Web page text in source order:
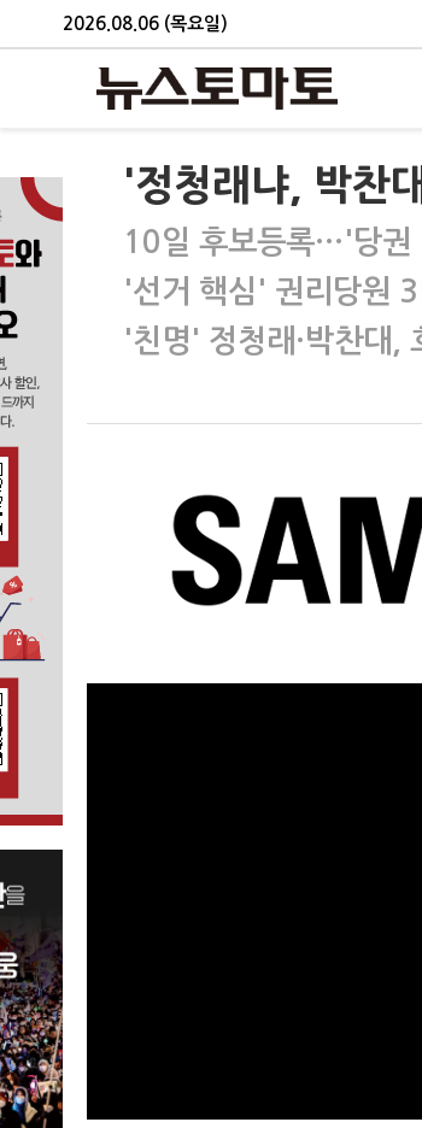
2026.08.06 (목요일)
'정청래냐, 박찬
10일 후보등록…'당권
'선거 핵심' 권리당원
'친명' 정청래·박찬대,